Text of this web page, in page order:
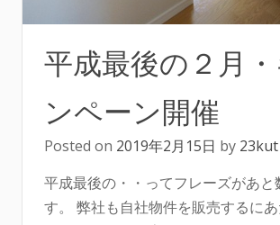
平成最後の２月
ンペーン開催
Posted on 2019年2月15日 by 23kut
平成最後の・・ってフレーズがあと
す。 弊社も自社物件を販売するに